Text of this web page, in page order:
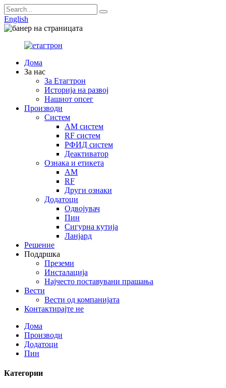
English
Дома
За нас
За Етагтрон
Историја на развој
Нашиот опсег
Производи
Систем
AM систем
RF систем
РФИД систем
Деактиватор
Ознака и етикета
AM
RF
Други ознаки
Додатоци
Одвојувач
Пин
Сигурна кутија
Ланјард
Решение
Поддршка
Преземи
Инсталација
Најчесто поставувани прашања
Вести
Вести од компанијата
Контактирајте не
Дома
Производи
Додатоци
Пин
Категории